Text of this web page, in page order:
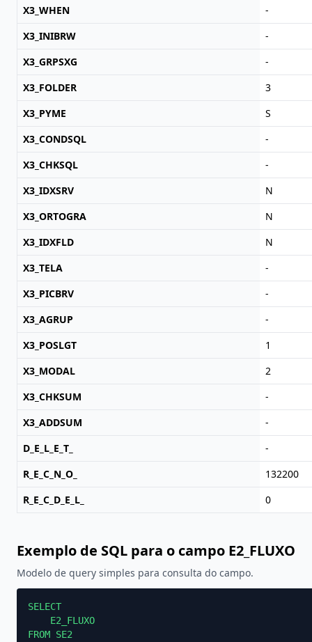
X3_WHEN
-
X3_INIBRW
-
X3_GRPSXG
-
X3_FOLDER
3
X3_PYME
S
X3_CONDSQL
-
X3_CHKSQL
-
X3_IDXSRV
N
X3_ORTOGRA
N
X3_IDXFLD
N
X3_TELA
-
X3_PICBRV
-
X3_AGRUP
-
X3_POSLGT
1
X3_MODAL
2
X3_CHKSUM
-
X3_ADDSUM
-
D_E_L_E_T_
-
R_E_C_N_O_
132200
R_E_C_D_E_L_
0
Exemplo de SQL para o campo E2_FLUXO
Modelo de query simples para consulta do campo.
SELECT
    E2_FLUXO
FROM SE2